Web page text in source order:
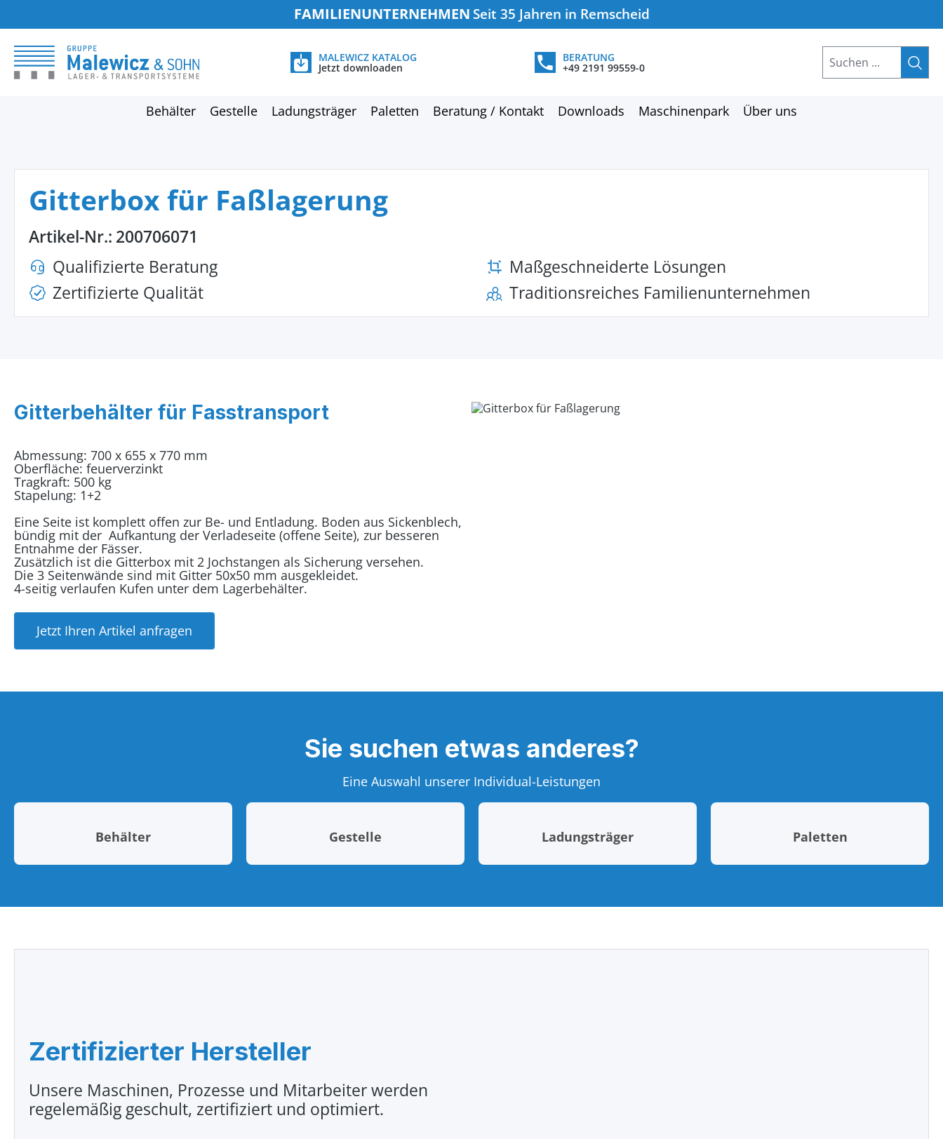
FAMILIENUNTERNEHMEN Seit 35 Jahren in Remscheid
MALEWICZ KATALOG
Jetzt downloaden
BERATUNG
+49 2191 99559-0
Behälter Gestelle Ladungsträger Paletten Beratung / Kontakt Downloads Maschinenpark Über uns
Gitterbox für Faßlagerung
Artikel-Nr.: 200706071
Qualifizierte Beratung
Zertifizierte Qualität
Maßgeschneiderte Lösungen
Traditionsreiches Familienunternehmen
Gitterbehälter für Fasstransport
Abmessung: 700 x 655 x 770 mm
Oberfläche: feuerverzinkt
Tragkraft: 500 kg
Stapelung: 1+2
Eine Seite ist komplett offen zur Be- und Entladung. Boden aus Sickenblech,
bündig mit der Aufkantung der Verladeseite (offene Seite), zur besseren
Entnahme der Fässer.
Zusätzlich ist die Gitterbox mit 2 Jochstangen als Sicherung versehen.
Die 3 Seitenwände sind mit Gitter 50x50 mm ausgekleidet.
4-seitig verlaufen Kufen unter dem Lagerbehälter.
Jetzt Ihren Artikel anfragen
Sie suchen etwas anderes?
Eine Auswahl unserer Individual-Leistungen
Behälter Gestelle Ladungsträger Paletten
Zertifizierter Hersteller
Unsere Maschinen, Prozesse und Mitarbeiter werden
regelemäßig geschult, zertifiziert und optimiert.